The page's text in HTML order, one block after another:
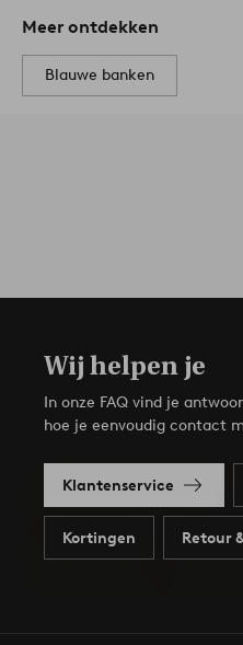
Vrije hoogte onder meubels:
Slijtvastheid: 100000
Gedeeltelijk gemonteerd
licht vochtige doek. Tip/
Meer ontdekken
Blauwe banken
Wij helpen je
In onze FAQ vind je
hoe je eenvoudig contact
Klantenservice
Kortingen Retour